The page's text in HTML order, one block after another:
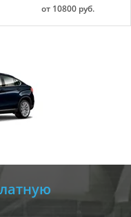
от 10800 руб.